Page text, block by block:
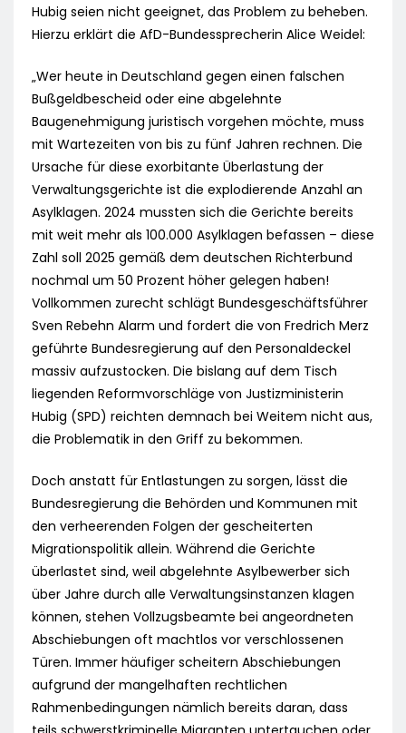
Hubig seien nicht geeignet, das Problem zu beheben.
Hierzu erklärt die AfD-Bundessprecherin Alice Weidel:
„Wer heute in Deutschland gegen einen falschen
Bußgeldbescheid oder eine abgelehnte
Baugenehmigung juristisch vorgehen möchte, muss
mit Wartezeiten von bis zu fünf Jahren rechnen. Die
Ursache für diese exorbitante Überlastung der
Verwaltungsgerichte ist die explodierende Anzahl an
Asylklagen. 2024 mussten sich die Gerichte bereits
mit weit mehr als 100.000 Asylklagen befassen – diese
Zahl soll 2025 gemäß dem deutschen Richterbund
nochmal um 50 Prozent höher gelegen haben!
Vollkommen zurecht schlägt Bundesgeschäftsführer
Sven Rebehn Alarm und fordert die von Fredrich Merz
geführte Bundesregierung auf den Personaldeckel
massiv aufzustocken. Die bislang auf dem Tisch
liegenden Reformvorschläge von Justizministerin
Hubig (SPD) reichten demnach bei Weitem nicht aus,
die Problematik in den Griff zu bekommen.
Doch anstatt für Entlastungen zu sorgen, lässt die
Bundesregierung die Behörden und Kommunen mit
den verheerenden Folgen der gescheiterten
Migrationspolitik allein. Während die Gerichte
überlastet sind, weil abgelehnte Asylbewerber sich
über Jahre durch alle Verwaltungsinstanzen klagen
können, stehen Vollzugsbeamte bei angeordneten
Abschiebungen oft machtlos vor verschlossenen
Türen. Immer häufiger scheitern Abschiebungen
aufgrund der mangelhaften rechtlichen
Rahmenbedingungen nämlich bereits daran, dass